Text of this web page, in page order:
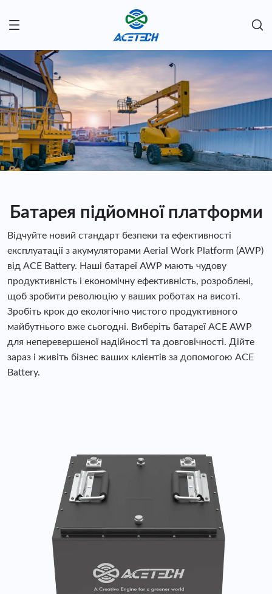
Батарея підйомної платформи
Відчуйте новий стандарт безпеки та ефективності
експлуатації з акумуляторами Aerial Work Platform (AWP)
від ACE Battery. Наші батареї AWP мають чудову
продуктивність і економічну ефективність, розроблені,
щоб зробити революцію у ваших роботах на висоті.
Зробіть крок до екологічно чистого продуктивного
майбутнього вже сьогодні. Виберіть батареї ACE AWP
для неперевершеної надійності та довговічності. Дійте
зараз і живіть бізнес ваших клієнтів за допомогою ACE
Battery.